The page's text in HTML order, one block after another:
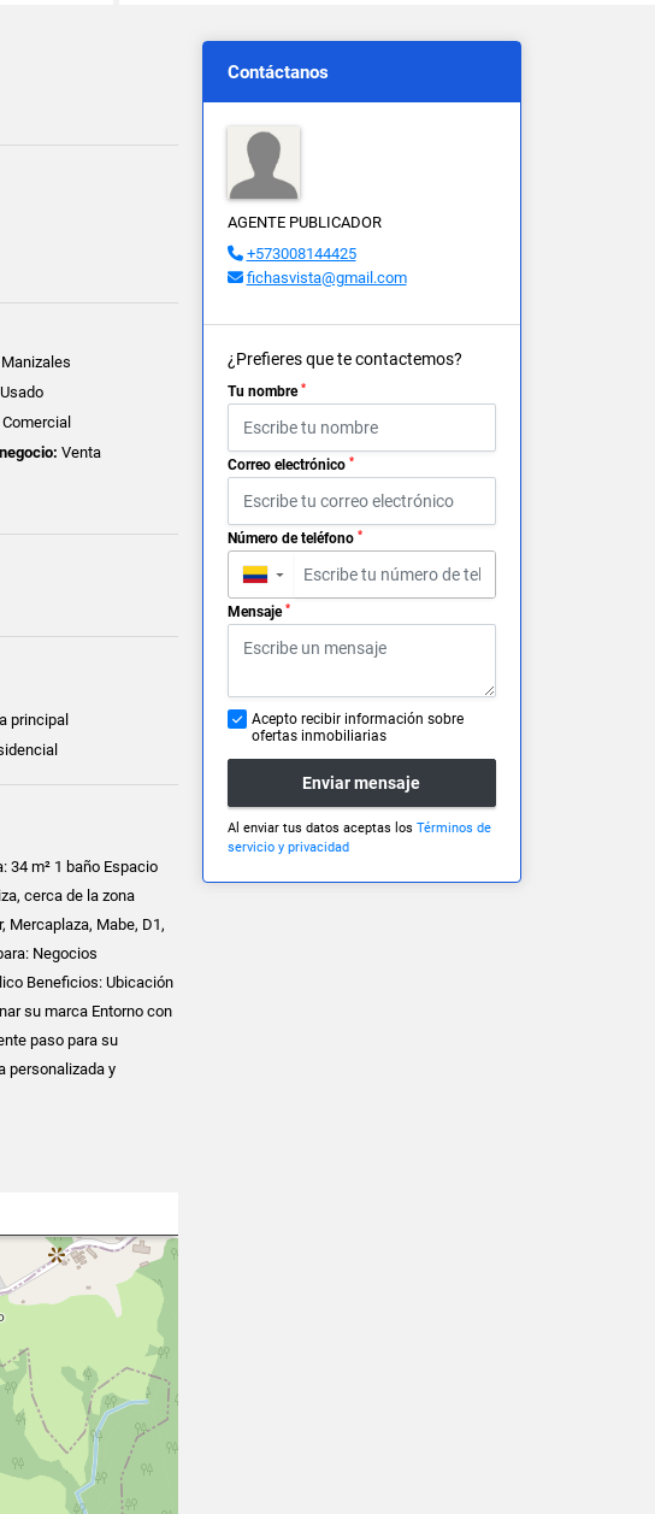
Manizales
Usado
Comercial
Venta
principal
34 m² 1 baño Espacio
cerca de la zona
Mercaplaza, Mabe, D1,
Negocios
Beneficios: Ubicación
su marca Entorno con
paso para su
personalizada y
Contáctanos
AGENTE PUBLICADOR
+573008144425
fichasvista@gmail.com
¿Prefieres que te contactemos?
Tu nombre *
Correo electrónico *
Número de teléfono *
▼
Mensaje *
Acepto recibir información sobre
ofertas inmobiliarias
Enviar mensaje
Al enviar tus datos aceptas los Términos de
servicio y privacidad